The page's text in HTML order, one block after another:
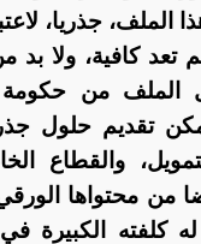
جذريا،
تعد كافية، ولا
الملف من
تقديم حلول
والقطاع
من محتواها الورقي
كلفته الكبيرة